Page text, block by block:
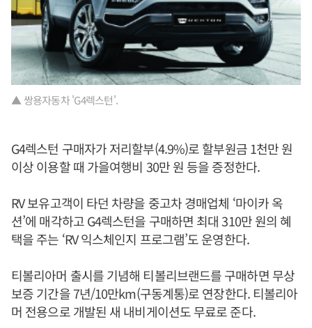
▲ 쌍용자동차 'G4렉스턴'.
G4렉스턴 구매자가 저리할부(4.9%)로 할부원금 1천만 원
이상 이용할 때 가을여행비 30만 원 등을 증정한다.
RV 보유고객이 타던 차량을 중고차 경매업체 ‘마이카 옥
션’에 매각하고 G4렉스턴을 구매하면 최대 310만 원의 혜
택을 주는 ‘RV 익스체인지 프로그램’도 운영한다.
티볼리아머 출시를 기념해 티볼리브랜드를 구매하면 무상
보증 기간을 7년/10만km(구동계통)로 연장한다. 티볼리아
머 전용으로 개발된 새 내비게이션도 무료로 준다.